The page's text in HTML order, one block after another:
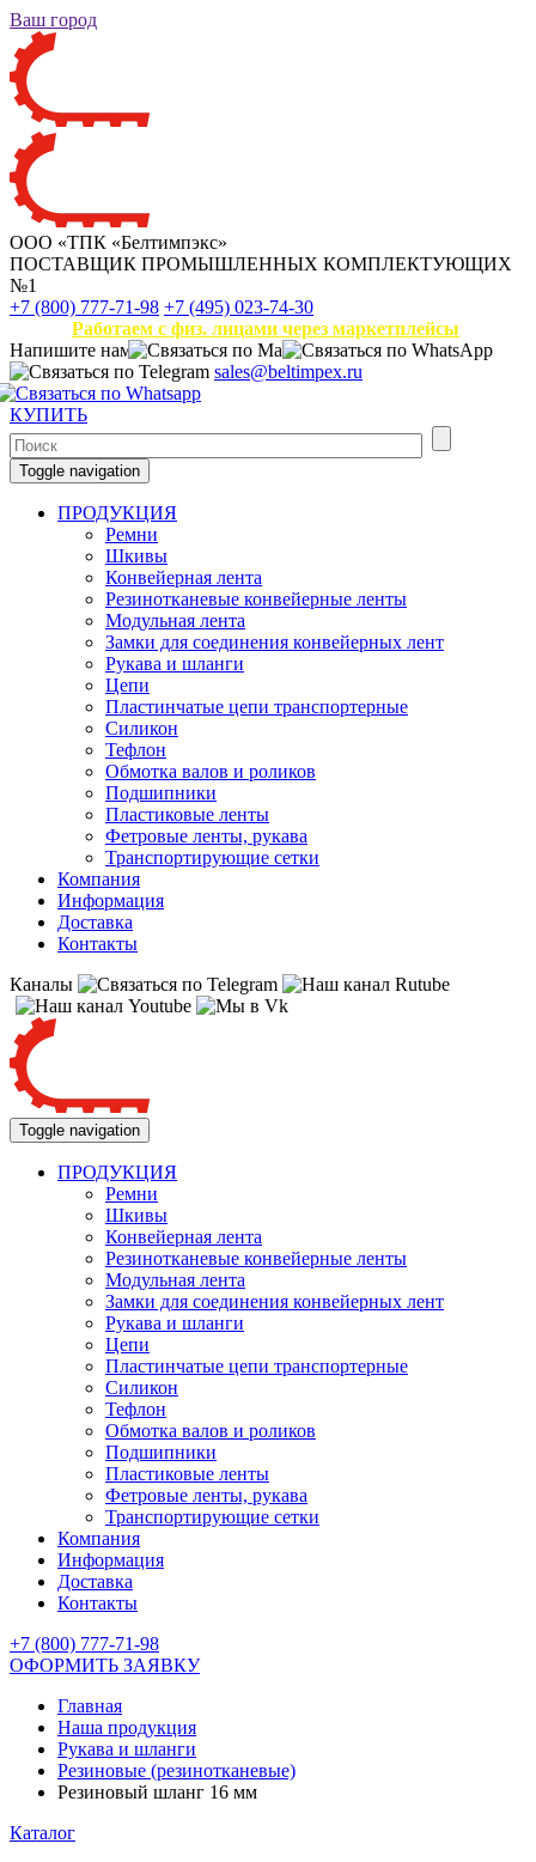
Ваш город
ООО «ТПК «Белтимпэкс»
ПОСТАВЩИК ПРОМЫШЛЕННЫХ КОМПЛЕКТУЮЩИХ
№1
+7 (800) 777-71-98 +7 (495) 023-74-30
Работаем с физ. лицами через маркетплейсы
Напишите нам
sales@beltimpex.ru
КУПИТЬ
Toggle navigation
ПРОДУКЦИЯ
Ремни
Шкивы
Конвейерная лента
Резинотканевые конвейерные ленты
Модульная лента
Замки для соединения конвейерных лент
Рукава и шланги
Цепи
Пластинчатые цепи транспортерные
Силикон
Тефлон
Обмотка валов и роликов
Подшипники
Пластиковые ленты
Фетровые ленты, рукава
Транспортирующие сетки
Компания
Информация
Доставка
Контакты
Каналы
Toggle navigation
ПРОДУКЦИЯ
Ремни
Шкивы
Конвейерная лента
Резинотканевые конвейерные ленты
Модульная лента
Замки для соединения конвейерных лент
Рукава и шланги
Цепи
Пластинчатые цепи транспортерные
Силикон
Тефлон
Обмотка валов и роликов
Подшипники
Пластиковые ленты
Фетровые ленты, рукава
Транспортирующие сетки
Компания
Информация
Доставка
Контакты
+7 (800) 777-71-98
ОФОРМИТЬ ЗАЯВКУ
Главная
Наша продукция
Рукава и шланги
Резиновые (резинотканевые)
Резиновый шланг 16 мм
Каталог